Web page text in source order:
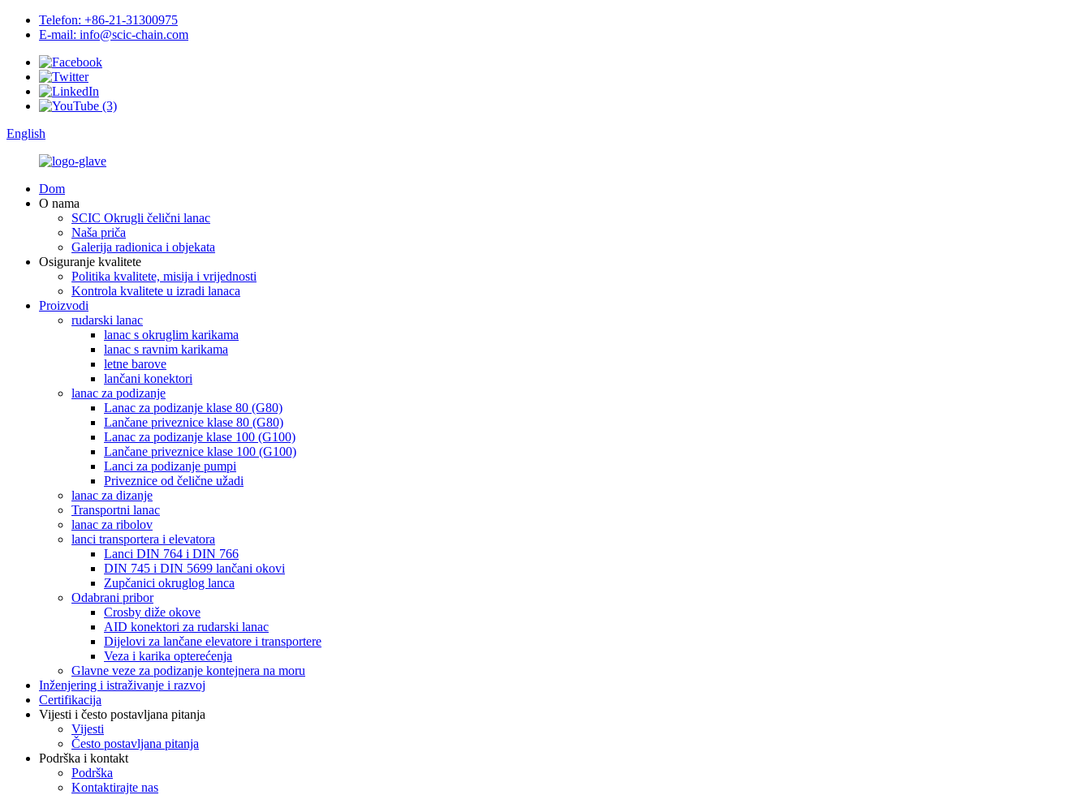
Telefon: +86-21-31300975
E-mail: info@scic-chain.com
English
Dom
O nama
SCIC Okrugli čelični lanac
Naša priča
Galerija radionica i objekata
Osiguranje kvalitete
Politika kvalitete, misija i vrijednosti
Kontrola kvalitete u izradi lanaca
Proizvodi
rudarski lanac
lanac s okruglim karikama
lanac s ravnim karikama
letne barove
lančani konektori
lanac za podizanje
Lanac za podizanje klase 80 (G80)
Lančane priveznice klase 80 (G80)
Lanac za podizanje klase 100 (G100)
Lančane priveznice klase 100 (G100)
Lanci za podizanje pumpi
Priveznice od čelične užadi
lanac za dizanje
Transportni lanac
lanac za ribolov
lanci transportera i elevatora
Lanci DIN 764 i DIN 766
DIN 745 i DIN 5699 lančani okovi
Zupčanici okruglog lanca
Odabrani pribor
Crosby diže okove
AID konektori za rudarski lanac
Dijelovi za lančane elevatore i transportere
Veza i karika opterećenja
Glavne veze za podizanje kontejnera na moru
Inženjering i istraživanje i razvoj
Certifikacija
Vijesti i često postavljana pitanja
Vijesti
Često postavljana pitanja
Podrška i kontakt
Podrška
Kontaktirajte nas